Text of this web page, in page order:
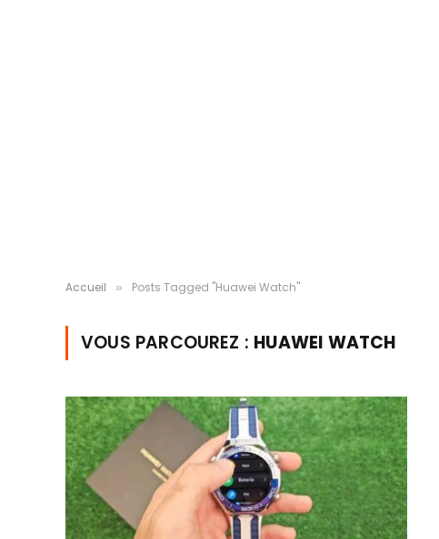
Accueil » Posts Tagged "Huawei Watch"
VOUS PARCOUREZ : HUAWEI WATCH